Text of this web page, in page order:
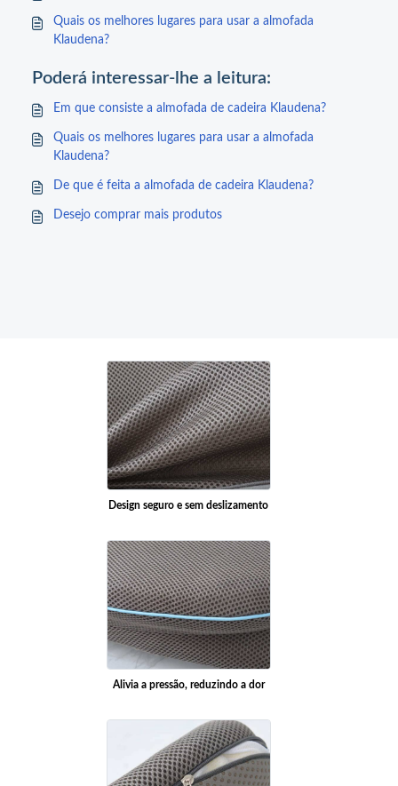
Quais os melhores lugares para usar a almofada
Klaudena?
Poderá interessar-lhe a leitura:
Em que consiste a almofada de cadeira Klaudena?
Quais os melhores lugares para usar a almofada
Klaudena?
De que é feita a almofada de cadeira Klaudena?
Desejo comprar mais produtos
Design seguro e sem deslizamento
Alivia a pressão, reduzindo a dor